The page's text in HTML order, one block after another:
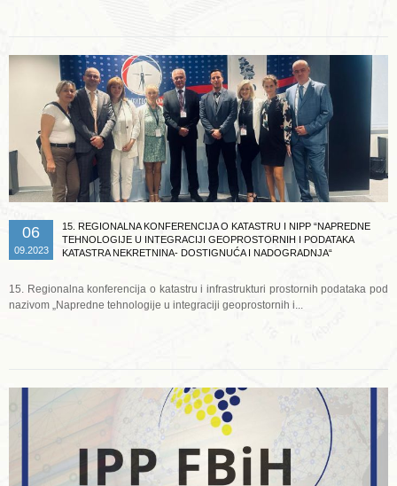
06
09.2023
15. REGIONALNA KONFERENCIJA O KATASTRU I NIPP “NAPREDNE
TEHNOLOGIJE U INTEGRACIJI GEOPROSTORNIH I PODATAKA
KATASTRA NEKRETNINA- DOSTIGNUĆA I NADOGRADNJA“
15. Regionalna konferencija o katastru i infrastrukturi prostornih podataka pod
nazivom „Napredne tehnologije u integraciji geoprostornih i...